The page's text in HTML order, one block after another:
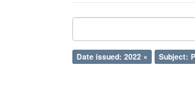
Date issued: 2022 × Subject: